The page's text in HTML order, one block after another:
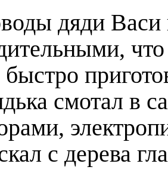
дяди Васи
смотал в
с дерева